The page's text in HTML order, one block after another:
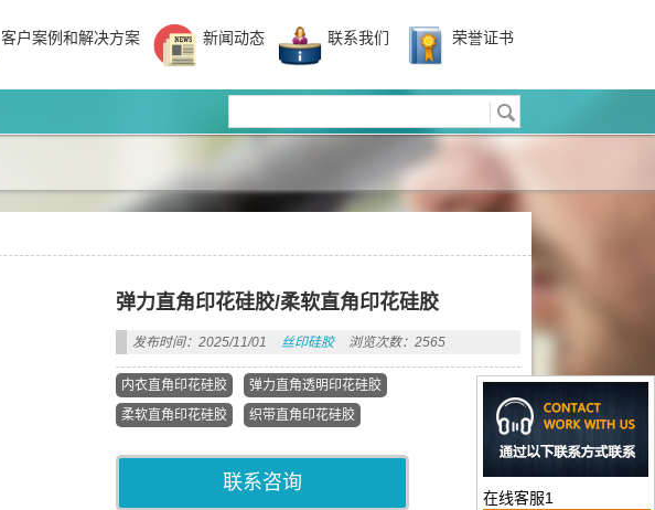
客户案例和解决方案 新闻动态 联系我们 荣誉证书
弹力直角印花硅胶/柔软直角印花硅胶
发布时间：2025/11/01 丝印硅胶 浏览次数：2565
内衣直角印花硅胶
弹力直角透明印花硅胶
柔软直角印花硅胶
织带直角印花硅胶
联系咨询
在线客服1